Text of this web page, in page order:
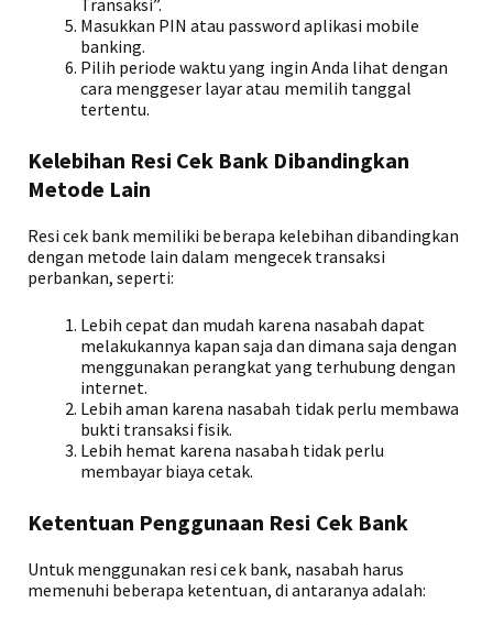
Transaksi”.
Masukkan PIN atau password aplikasi mobile
banking.
Pilih periode waktu yang ingin Anda lihat dengan
cara menggeser layar atau memilih tanggal
tertentu.
Kelebihan Resi Cek Bank Dibandingkan
Metode Lain
Resi cek bank memiliki beberapa kelebihan dibandingkan
dengan metode lain dalam mengecek transaksi
perbankan, seperti:
Lebih cepat dan mudah karena nasabah dapat
melakukannya kapan saja dan dimana saja dengan
menggunakan perangkat yang terhubung dengan
internet.
Lebih aman karena nasabah tidak perlu membawa
bukti transaksi fisik.
Lebih hemat karena nasabah tidak perlu
membayar biaya cetak.
Ketentuan Penggunaan Resi Cek Bank
Untuk menggunakan resi cek bank, nasabah harus
memenuhi beberapa ketentuan, di antaranya adalah: